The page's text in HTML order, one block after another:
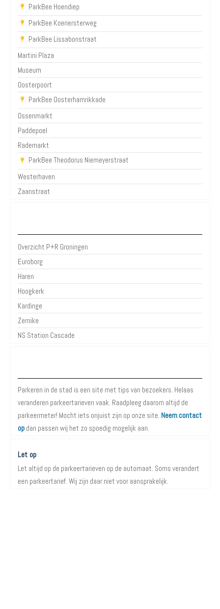
ParkBee Hoendiep
ParkBee Koeriersterweg
ParkBee Lissabonstraat
Martini Plaza
Museum
Oosterpoort
ParkBee Oosterhamrikkade
Ossenmarkt
Paddepoel
Rademarkt
ParkBee Theodorus Niemeyerstraat
Westerhaven
Zaanstraat
Overzicht P+R Groningen
Euroborg
Haren
Hoogkerk
Kardinge
Zernike
NS Station Cascade
Parkeren in de stad is een site met tips van bezoekers. Helaas
veranderen parkeertarieven vaak. Raadpleeg daarom altijd de
parkeermeter! Mocht iets onjuist zijn op onze site. Neem contact
op dan passen wij het zo spoedig mogelijk aan.
Let op
Let altijd op de parkeertarieven op de automaat. Soms verandert
een parkeertarief. Wij zijn daar niet voor aansprakelijk.